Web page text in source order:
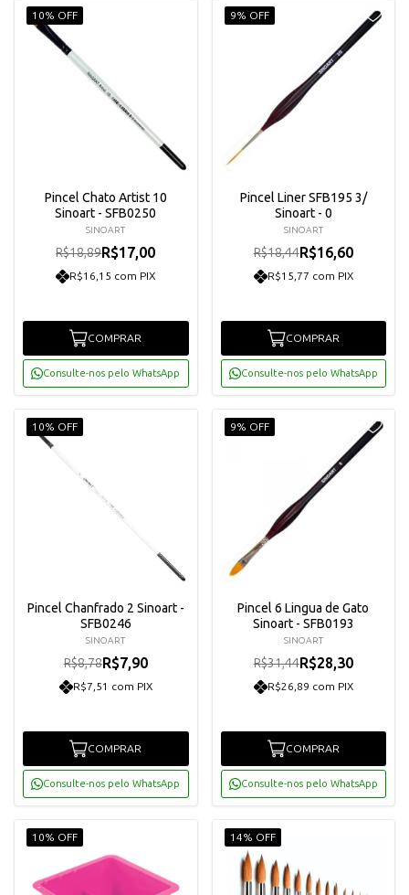
10% OFF
Pincel Chato Artist 10
Sinoart - SFB0250
SINOART
R$18,89R$17,00
R$16,15 com PIX
COMPRAR
Consulte-nos pelo WhatsApp
9% OFF
Pincel Liner SFB195 3/
Sinoart - 0
SINOART
R$18,44R$16,60
R$15,77 com PIX
COMPRAR
Consulte-nos pelo WhatsApp
10% OFF
Pincel Chanfrado 2 Sinoart -
SFB0246
SINOART
R$8,78R$7,90
R$7,51 com PIX
COMPRAR
Consulte-nos pelo WhatsApp
9% OFF
Pincel 6 Lingua de Gato
Sinoart - SFB0193
SINOART
R$31,44R$28,30
R$26,89 com PIX
COMPRAR
Consulte-nos pelo WhatsApp
10% OFF 14% OFF